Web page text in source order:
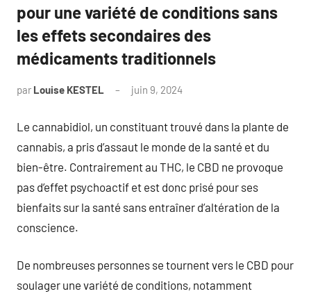
pour une variété de conditions sans
les effets secondaires des
médicaments traditionnels
par Louise KESTEL juin 9, 2024
Le cannabidiol, un constituant trouvé dans la plante de
cannabis, a pris d’assaut le monde de la santé et du
bien-être. Contrairement au THC, le CBD ne provoque
pas d’effet psychoactif et est donc prisé pour ses
bienfaits sur la santé sans entraîner d’altération de la
conscience.
De nombreuses personnes se tournent vers le CBD pour
soulager une variété de conditions, notamment